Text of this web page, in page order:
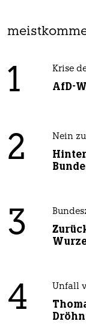
1 Krise
AfD-
2 Nein
3
4 Unfall